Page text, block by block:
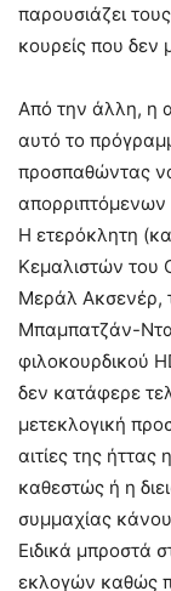
παρουσιάζει
κουρείς που
Από την άλλη, η
αυτό το
προσπαθώντας
Η ετερόκλητη
Κεμαλιστών του
Μεράλ Ακσενέρ,
Μπαμπατζάν-
φιλοκουρδικού
δεν κατάφερε
μετεκλογική
αιτίες της
καθεστώς ή η
συμμαχίας
Ειδικά μπροστά
εκλογών καθώς